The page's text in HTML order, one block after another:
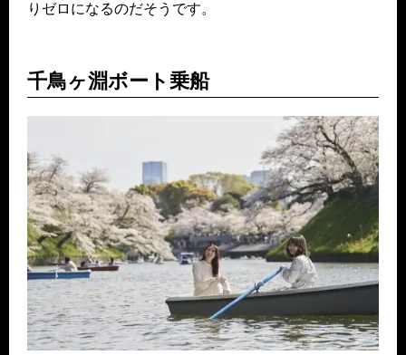
りゼロになるのだそうです。
千鳥ヶ淵ボート乗船